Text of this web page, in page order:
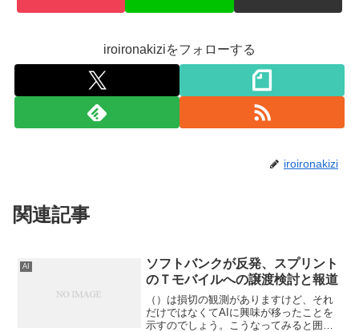
iroironakiziをフォローする
iroironakizi
関連記事
AI
ソフトバンクが反発、スプリント
のＴモバイルへの譲渡検討と報道
（）は損切の観測がありますけど、それ
だけではなくてAIに興味が移ったことを
示すのでしょう。こうなってみると囲碁